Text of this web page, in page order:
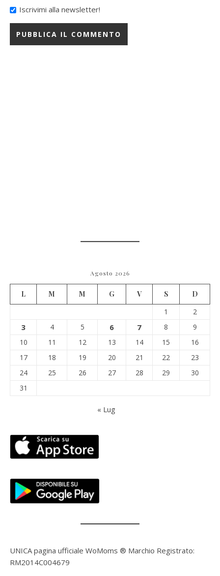
Iscrivimi alla newsletter!
Agosto 2026
L M M G V S
D
1
2
3 4 5 6 7 8
9
10
11 12 13 14 15
16
17
18 19 20 21 22
23
24
25 26 27 28 29
30
31
« Lug
UNICA pagina ufficiale WoMoms ® Marchio Registrato:
RM2014C004679